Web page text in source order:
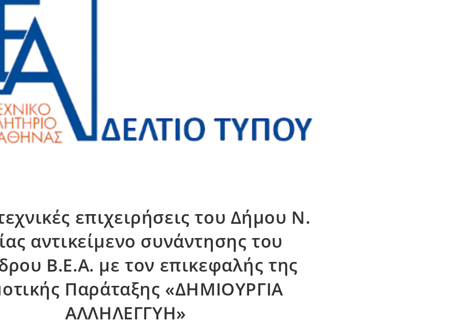
επιχειρήσεις του Δήμου Ν.
αντικείμενο συνάντησης του
Β.Ε.Α. με τον επικεφαλής της
Παράταξης «ΔΗΜΙΟΥΡΓΙΑ
ΑΛΛΗΛΕΓΓΥΗ»